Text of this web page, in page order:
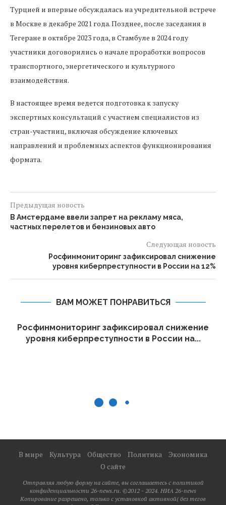
Турцией и впервые обсуждалась на учредительной встрече
в Москве в декабре 2021 года. Позднее, после заседания в
Тегеране в октябре 2023 года, в Стамбуле в 2024 году
участники договорились о начале проработки вопросов
транспортного, энергетического и культурного
взаимодействия.
В настоящее время ведется подготовка к запуску
экспертных консультаций с участием специалистов из
стран-участниц, включая обсуждение ключевых
направлений и проблемных аспектов функционирования
формата.
Предыдущая новость
В Амстердаме ввели запрет на рекламу мяса,
частных перелетов и бензиновых авто
Следующая новость
Росфинмониторинг зафиксировал снижение
уровня киберпреступности в России на 12%
ВАМ МОЖЕТ ПОНРАВИТЬСЯ
Росфинмониторинг зафиксировал снижение
уровня киберпреступности в России на...
В мире Культура Общество Политика
Экономика
О сайте
Отправляя любую форму на сайте, вы соглашаетесь с политикой
конфиденциальности 26-news.ru. ©2012 - 2024. НИА 26-news
Копирование разрешено, только с установкой активной( без тегов